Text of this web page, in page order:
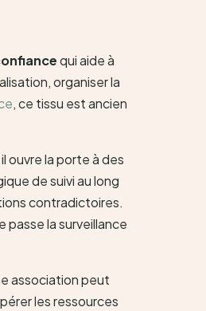
qui aide à
organiser la
, ce tissu est ancien
ouvre la porte à des
de suivi au long
contradictoires.
passe la surveillance
association peut
les ressources